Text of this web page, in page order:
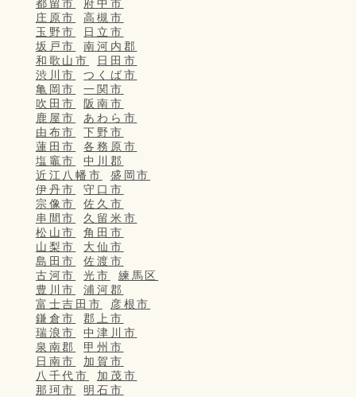
都留市
府中市
庄原市
高槻市
玉野市
日立市
坂戸市
南河内郡
和歌山市
日田市
渋川市
つくば市
亀岡市
一関市
吹田市
阪南市
鹿屋市
あわら市
由布市
下野市
蓮田市
各務原市
塩竈市
中川郡
近江八幡市
盛岡市
伊丹市
守口市
宗像市
佐久市
串間市
久留米市
松山市
角田市
山梨市
大仙市
島田市
佐渡市
古河市
光市
練馬区
豊川市
浦河郡
富士吉田市
彦根市
鎌倉市
郡上市
瑞浪市
中津川市
泉南郡
甲州市
日南市
加賀市
八千代市
加茂市
那珂市
明石市